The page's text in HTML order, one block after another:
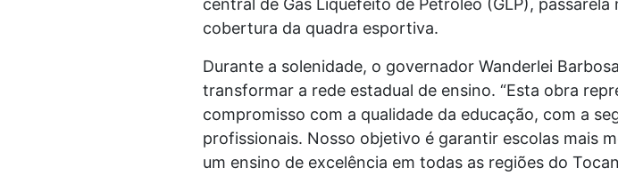
central de Gás Liquefeito de Petróleo (GLP),
cobertura da quadra esportiva.
Durante a solenidade, o governador Wanderlei
transformar a rede estadual de ensino. “Esta obra
compromisso com a qualidade da educação, com a
profissionais. Nosso objetivo é garantir escolas mais
um ensino de excelência em todas as regiões do